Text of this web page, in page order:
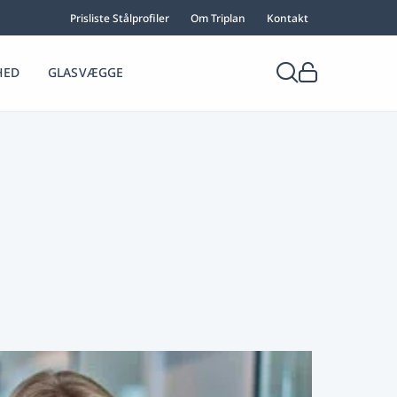
Prisliste Stålprofiler Om Triplan Kontakt
GLASVÆGGE